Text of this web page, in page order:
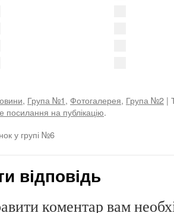
, Група №1, Фотогалерея, Група №2 |
посилання на публікацію.
у групі №6
відповідь
коментар вам